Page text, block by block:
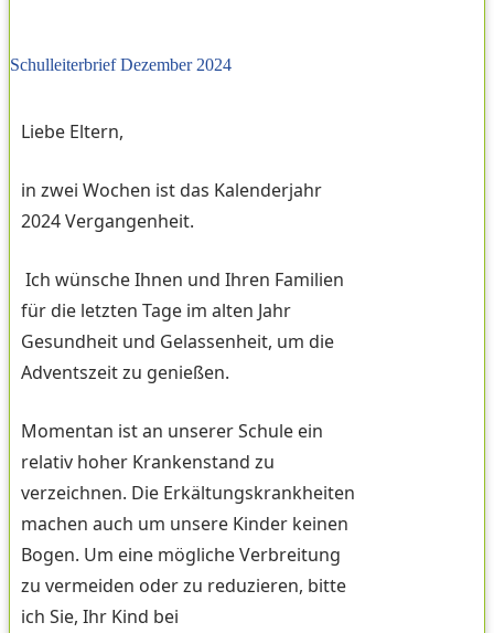
Schulleiterbrief Dezember 2024
Liebe Eltern,
in zwei Wochen ist das Kalenderjahr
2024 Vergangenheit.
Ich wünsche Ihnen und Ihren Familien
für die letzten Tage im alten Jahr
Gesundheit und Gelassenheit, um die
Adventszeit zu genießen.
Momentan ist an unserer Schule ein
relativ hoher Krankenstand zu
verzeichnen. Die Erkältungskrankheiten
machen auch um unsere Kinder keinen
Bogen. Um eine mögliche Verbreitung
zu vermeiden oder zu reduzieren, bitte
ich Sie, Ihr Kind bei